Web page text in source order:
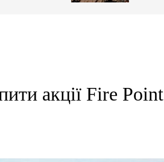
акції Fire Point